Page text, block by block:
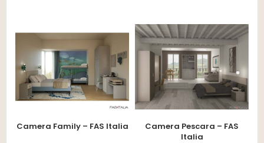
Camera Family – FAS Italia
Camera Pescara – FAS
Italia